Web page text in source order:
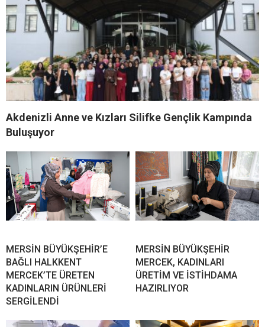
Akdenizli Anne ve Kızları Silifke Gençlik Kampında
Buluşuyor
MERSİN BÜYÜKŞEHİR’E
BAĞLI HALKKENT
MERCEK’TE ÜRETEN
KADINLARIN ÜRÜNLERİ
SERGİLENDİ
MERSİN BÜYÜKŞEHİR
MERCEK, KADINLARI
ÜRETİM VE İSTİHDAMA
HAZIRLIYOR